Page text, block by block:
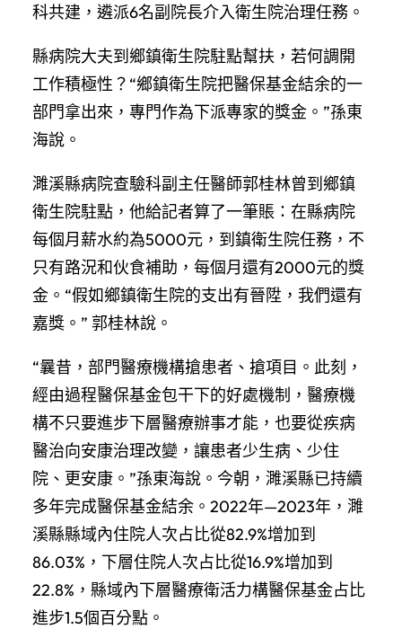
科共建，遴派6名副院長介入衛生院治理任務。
縣病院大夫到鄉鎮衛生院駐點幫扶，若何調開
工作積極性？“鄉鎮衛生院把醫保基金結余的一
部門拿出來，專門作為下派專家的獎金。”孫東
海說。
濉溪縣病院查驗科副主任醫師郭桂林曾到鄉鎮
衛生院駐點，他給記者算了一筆賬：在縣病院
每個月薪水約為5000元，到鎮衛生院任務，不
只有路況和伙食補助，每個月還有2000元的獎
金。“假如鄉鎮衛生院的支出有晉陞，我們還有
嘉獎。” 郭桂林說。
“曩昔，部門醫療機構搶患者、搶項目。此刻，
經由過程醫保基金包干下的好處機制，醫療機
構不只要進步下層醫療辦事才能，也要從疾病
醫治向安康治理改變，讓患者少生病、少住
院、更安康。”孫東海說。今朝，濉溪縣已持續
多年完成醫保基金結余。2022年—2023年，濉
溪縣縣域內住院人次占比從82.9%增加到
86.03%，下層住院人次占比從16.9%增加到
22.8%，縣域內下層醫療衛活力構醫保基金占比
進步1.5個百分點。